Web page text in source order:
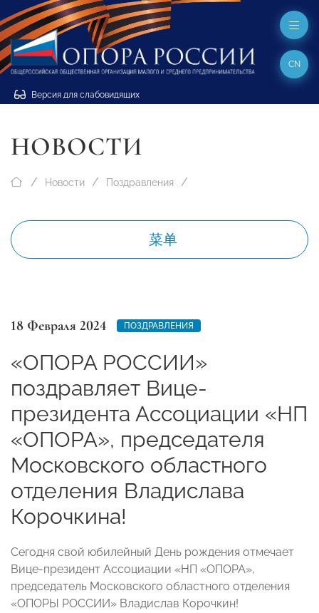
Версия для слабовидящих
CN
НОВОСТИ
Новости Поздравления
菜单
18 Февраля 2024 ПОЗДРАВЛЕНИЯ
«ОПОРА РОССИИ»
поздравляет Вице-
президента Ассоциации «НП
«ОПОРА», председателя
Московского областного
отделения Владислава
Корочкина!
Сегодня свой юбилейный День рождения отмечает
Вице-президент Ассоциации «НП «ОПОРА»,
председатель Московского областного отделения
«ОПОРЫ РОССИИ» Владислав Корочкин!